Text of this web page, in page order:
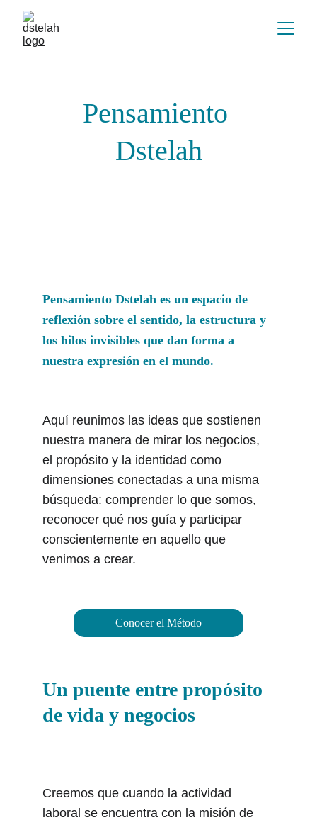
Pensamiento
Dstelah
Pensamiento Dstelah es un espacio de
reflexión sobre el sentido, la estructura y
los hilos invisibles que dan forma a
nuestra expresión en el mundo.
Creemos que cuando la actividad
laboral se encuentra con la misión de
Un puente entre propósito
de vida y negocios
Aquí reunimos las ideas que sostienen
nuestra manera de mirar los negocios,
el propósito y la identidad como
dimensiones conectadas a una misma
búsqueda: comprender lo que somos,
reconocer qué nos guía y participar
conscientemente en aquello que
venimos a crear.
Conocer el Método